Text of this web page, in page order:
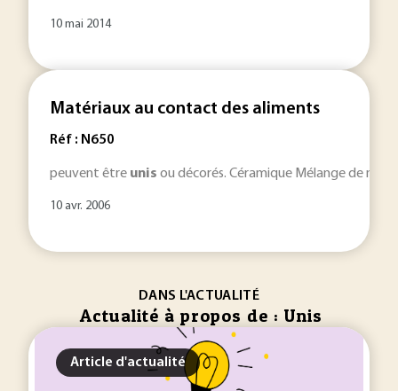
10 mai 2014
Matériaux au contact des aliments
Réf : N650
peuvent être unis ou décorés. Céramique Mélange de
10 avr. 2006
DANS L'ACTUALITÉ
Actualité à propos de : Unis
Article d'actualité